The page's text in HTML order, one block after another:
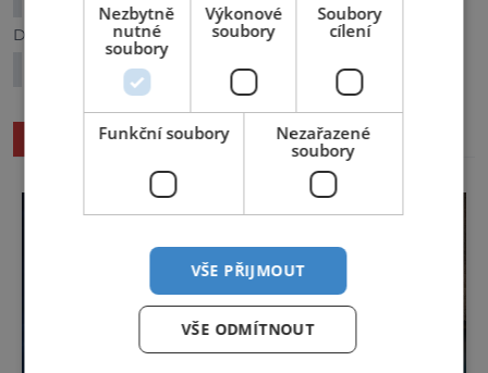
Další článek
Kde se skrývají cenné poklady?
SOUVISEJÍCÍ ČLÁNKY
Nezbytně
nutné
soubory
Výkonové
soubory
Soubory
cílení
Funkční soubory
Nezařazené
soubory
VŠE PŘIJMOUT
VŠE ODMÍTNOUT